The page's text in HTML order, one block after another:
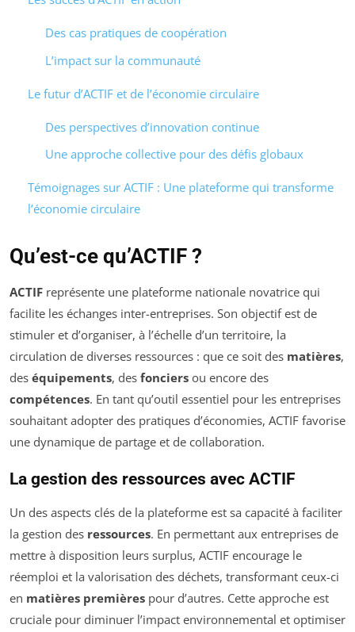
Des cas pratiques de coopération
L’impact sur la communauté
Le futur d’ACTIF et de l’économie circulaire
Des perspectives d’innovation continue
Une approche collective pour des défis globaux
Témoignages sur ACTIF : Une plateforme qui transforme
l’économie circulaire
Qu’est-ce qu’ACTIF ?
ACTIF représente une plateforme nationale novatrice qui
facilite les échanges inter-entreprises. Son objectif est de
stimuler et d’organiser, à l’échelle d’un territoire, la
circulation de diverses ressources : que ce soit des matières,
des équipements, des fonciers ou encore des
compétences. En tant qu’outil essentiel pour les entreprises
souhaitant adopter des pratiques d’économies, ACTIF favorise
une dynamique de partage et de collaboration.
La gestion des ressources avec ACTIF
Un des aspects clés de la plateforme est sa capacité à faciliter
la gestion des ressources. En permettant aux entreprises de
mettre à disposition leurs surplus, ACTIF encourage le
réemploi et la valorisation des déchets, transformant ceux-ci
en matières premières pour d’autres. Cette approche est
cruciale pour diminuer l’impact environnemental et optimiser